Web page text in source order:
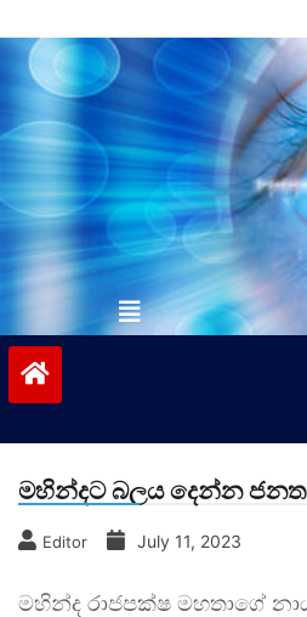
to
contentvinivida.lk
මහින්දට බලය දෙන්න
Editor July 11, 2023
මහින්ද රාජපක්ෂ මහතාගේ